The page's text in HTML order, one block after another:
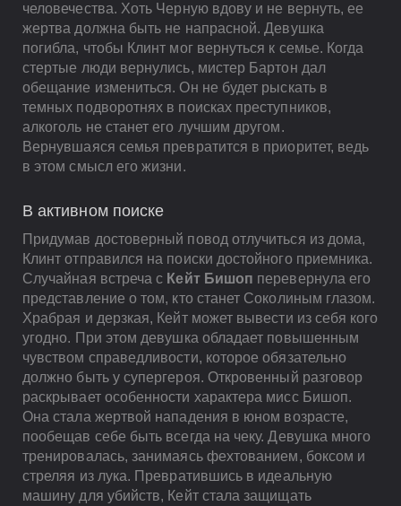
человечества. Хоть Черную вдову и не вернуть, ее
жертва должна быть не напрасной. Девушка
погибла, чтобы Клинт мог вернуться к семье. Когда
стертые люди вернулись, мистер Бартон дал
обещание измениться. Он не будет рыскать в
темных подворотнях в поисках преступников,
алкоголь не станет его лучшим другом.
Вернувшаяся семья превратится в приоритет, ведь
в этом смысл его жизни.
В активном поиске
Придумав достоверный повод отлучиться из дома,
Клинт отправился на поиски достойного приемника.
Случайная встреча с Кейт Бишоп перевернула его
представление о том, кто станет Соколиным глазом.
Храбрая и дерзкая, Кейт может вывести из себя кого
угодно. При этом девушка обладает повышенным
чувством справедливости, которое обязательно
должно быть у супергероя. Откровенный разговор
раскрывает особенности характера мисс Бишоп.
Она стала жертвой нападения в юном возрасте,
пообещав себе быть всегда на чеку. Девушка много
тренировалась, занимаясь фехтованием, боксом и
стреляя из лука. Превратившись в идеальную
машину для убийств, Кейт стала защищать